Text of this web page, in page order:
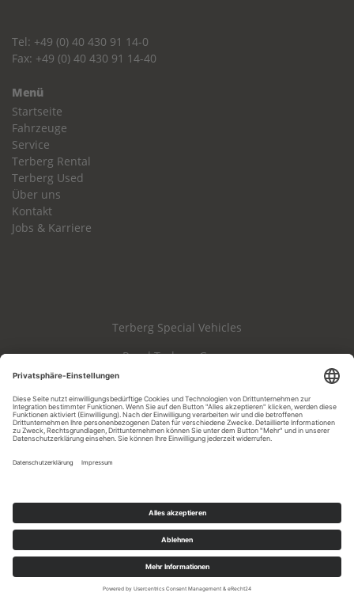
Tel: +49 (0) 40 430 91 14-0
Fax: +49 (0) 40 430 91 14-40
Menü
Startseite
Fahrzeuge
Service
Terberg Rental
Terberg Used
Über uns
Kontakt
Jobs & Karriere
Terberg Special Vehicles
Royal Terberg Group
Impressum
Datenschutz
Whistleblowing
Copyright 2026 Terberg Spezialfahrzeuge GmbH